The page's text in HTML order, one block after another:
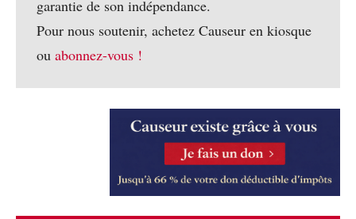
garantie de son indépendance.
Pour nous soutenir, achetez Causeur en kiosque
ou abonnez-vous !